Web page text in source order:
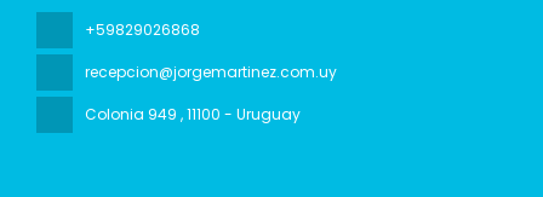
+59829026868
recepcion@jorgemartinez.com.uy
Colonia 949 , 11100 - Uruguay